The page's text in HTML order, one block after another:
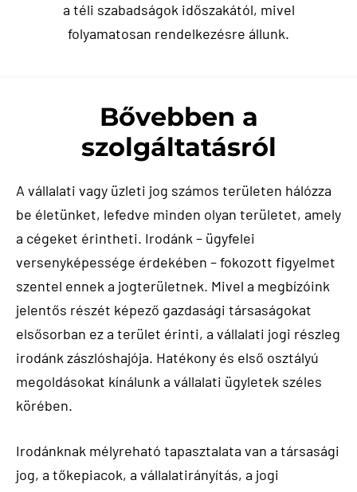
a téli szabadságok időszakától, mivel
folyamatosan rendelkezésre állunk.
Bővebben a
szolgáltatásról
A vállalati vagy üzleti jog számos területen hálózza
be életünket, lefedve minden olyan területet, amely
a cégeket érintheti. Irodánk – ügyfelei
versenyképessége érdekében – fokozott figyelmet
szentel ennek a jogterületnek. Mivel a megbízóink
jelentős részét képező gazdasági társaságokat
elsősorban ez a terület érinti, a vállalati jogi részleg
irodánk zászlóshajója. Hatékony és első osztályú
megoldásokat kínálunk a vállalati ügyletek széles
körében.
Irodánknak mélyreható tapasztalata van a társasági
jog, a tőkepiacok, a vállalatirányítás, a jogi